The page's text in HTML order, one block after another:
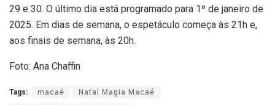
29 e 30. O último dia está programado para 1º de janeiro de
2025. Em dias de semana, o espetáculo começa às 21h e,
aos finais de semana, às 20h.
Foto: Ana Chaffin
Tags: macaé Natal Magia Macaé